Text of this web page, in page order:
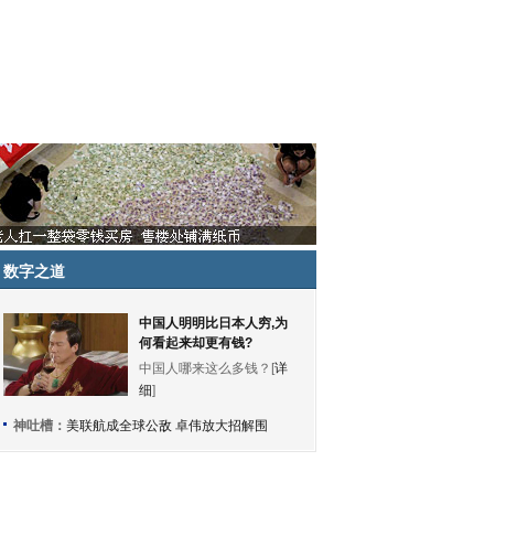
数字之道
中国人明明比日本人穷,为
何看起来却更有钱?
中国人哪来这么多钱？[详
细]
神吐槽： 美联航成全球公敌 卓伟放大招解围